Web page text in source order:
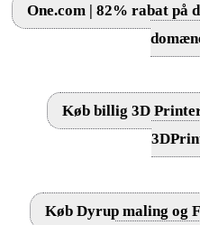
One.com | 82% rabat på
Køb billig 3D
Køb Dyrup maling og